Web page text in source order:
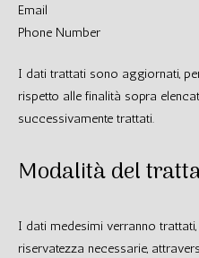
Email
Phone Number
I dati trattati sono aggiornati,
rispetto alle finalità sopra
successivamente trattati.
Modalità del
I dati medesimi verranno
riservatezza necessarie,